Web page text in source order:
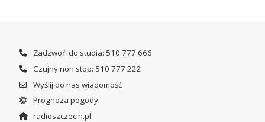
Zadzwoń do studia: 510 777 666
Czujny non stop: 510 777 222
Wyślij do nas wiadomość
Prognoza pogody
radioszczecin.pl